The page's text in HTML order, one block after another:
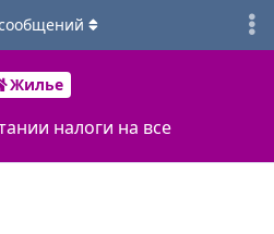
Жилье
налоги на все